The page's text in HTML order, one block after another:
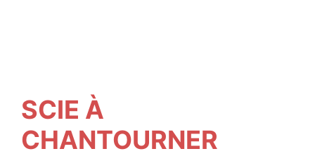
SCIE À
CHANTOURNER